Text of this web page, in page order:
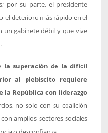
por su parte, el presidente
el deterioro más rápido en el
un gabinete débil y que vive
la superación de la difícil
al plebiscito requiere
la República con liderazgo
no solo con su coalición
amplios sectores sociales